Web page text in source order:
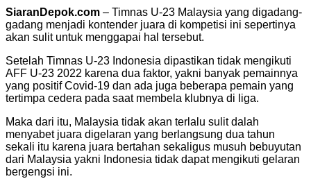
SiaranDepok.com – Timnas U-23 Malaysia yang digadang-
gadang menjadi kontender juara di kompetisi ini sepertinya
akan sulit untuk menggapai hal tersebut.
Setelah Timnas U-23 Indonesia dipastikan tidak mengikuti
AFF U-23 2022 karena dua faktor, yakni banyak pemainnya
yang positif Covid-19 dan ada juga beberapa pemain yang
tertimpa cedera pada saat membela klubnya di liga.
Maka dari itu, Malaysia tidak akan terlalu sulit dalah
menyabet juara digelaran yang berlangsung dua tahun
sekali itu karena juara bertahan sekaligus musuh bebuyutan
dari Malaysia yakni Indonesia tidak dapat mengikuti gelaran
bergengsi ini.